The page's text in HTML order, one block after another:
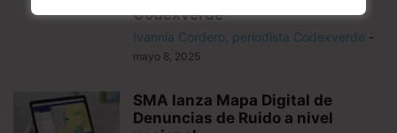
Codexverde
Ivannia Cordero, periodista Codexverde -
mayo 8, 2025
SMA lanza Mapa Digital de
Denuncias de Ruido a nivel